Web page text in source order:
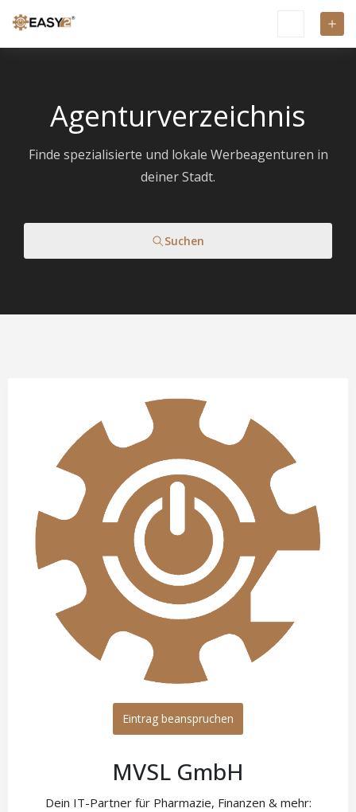
Agenturverzeichnis
Finde spezialisierte und lokale Werbeagenturen in
deiner Stadt.
Suchen
Eintrag beanspruchen
MVSL GmbH
Dein IT-Partner für Pharmazie, Finanzen & mehr: